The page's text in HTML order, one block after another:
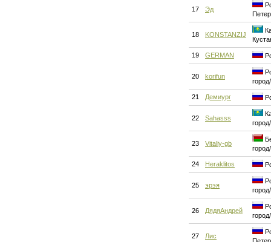
17 Эд
18 KONSTANZIJ
19 GERMAN
20 korifun
21 Демиург
22 Sahasss
23 Vitaliy-gb
24 Heraklitos
25 эрэя
26 ДядяАндрей
27 Лис